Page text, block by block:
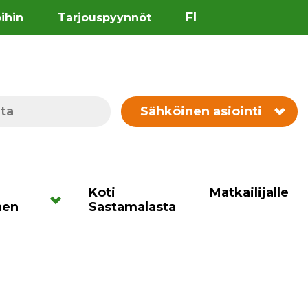
Tarjouspyynnöt FI
Sähköinen asiointi
Koti
Sastamalasta
Matkailijalle